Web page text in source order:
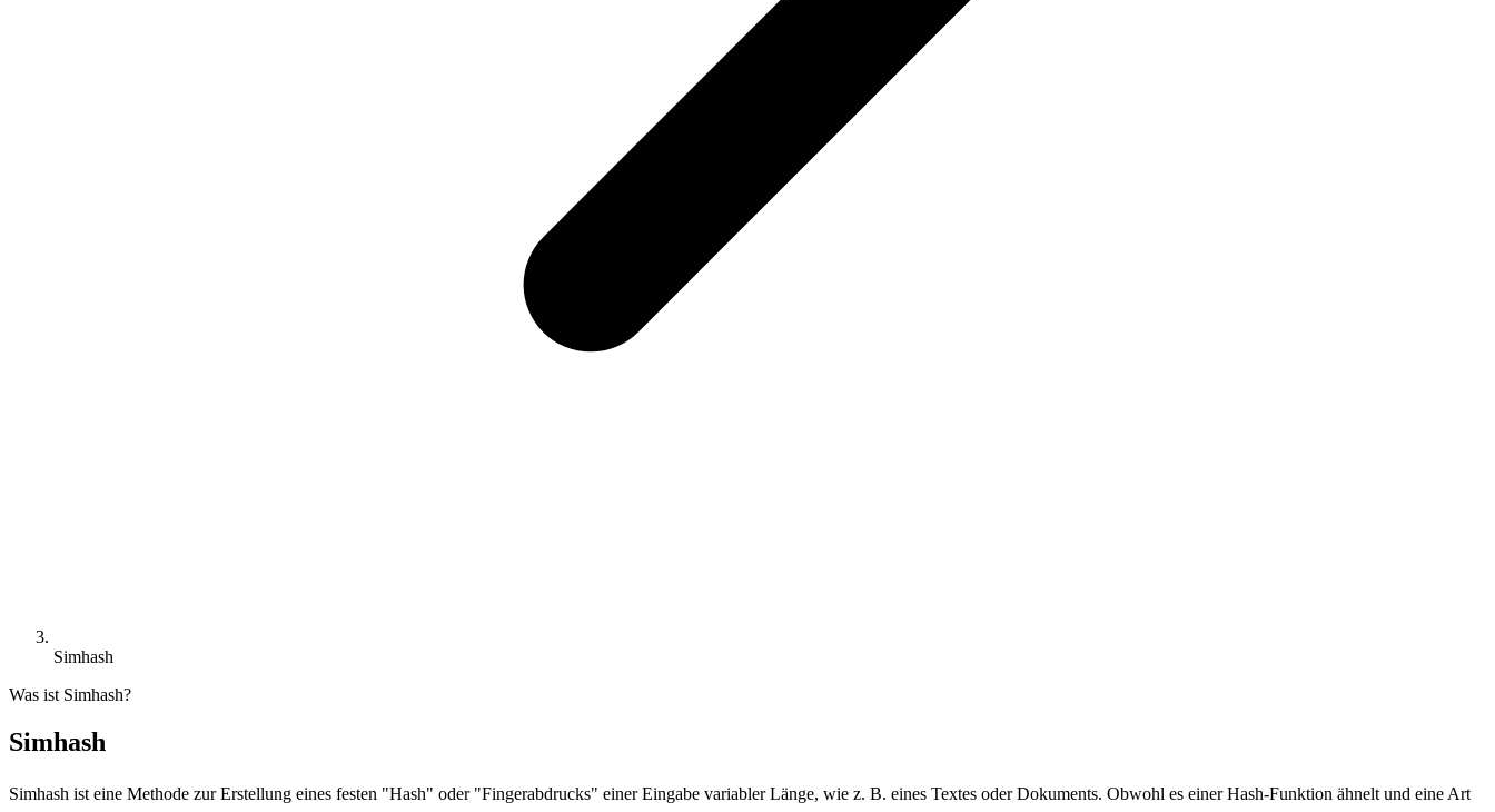
Simhash
Was ist Simhash?
Simhash
Simhash ist eine Methode zur Erstellung eines festen "Hash" oder "Fingerabdrucks" einer Eingabe variabler Länge, wie z. B. eines Textes oder Dokuments. Obwohl es einer Hash-Funktion ähnelt und eine Art